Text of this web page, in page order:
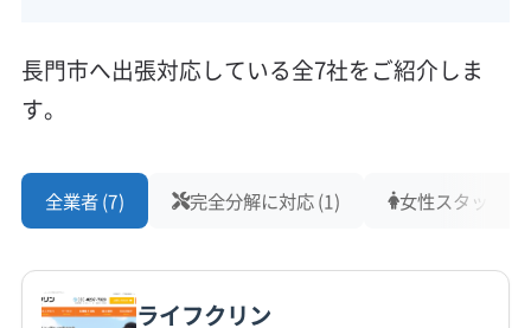
長門市へ出張対応している全7社をご紹介しま
す。
全業者 (7) 完全分解に対応 (1) 女性スタッフ在
ライフクリン